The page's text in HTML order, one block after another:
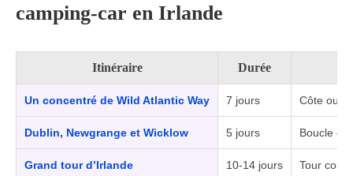
camping-car en Irlande
Itinéraire Durée
Un concentré de Wild Atlantic Way 7 jours Côte
Dublin, Newgrange et Wicklow 5 jours Boucle
Grand tour d’Irlande 10-14 jours Tour